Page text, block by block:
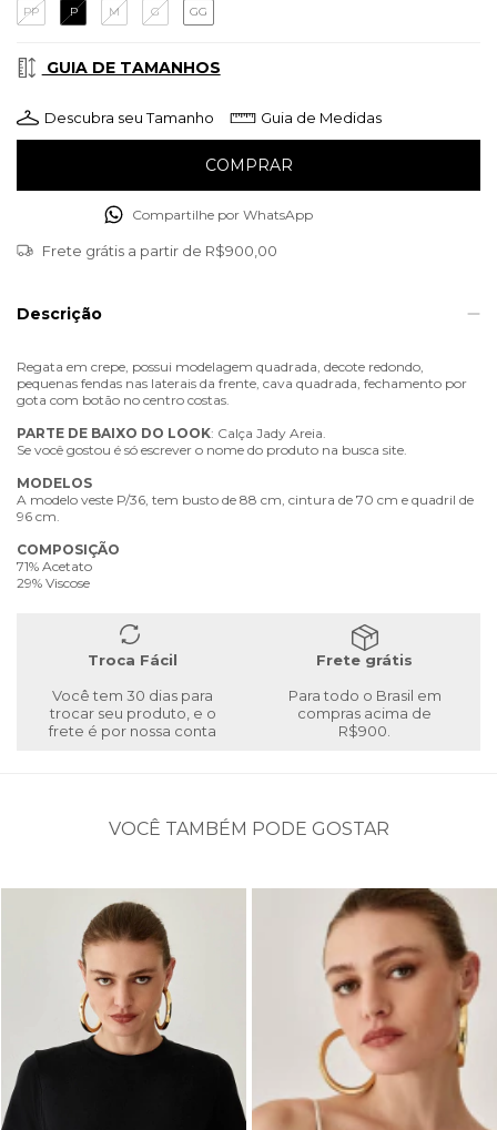
PP P M G GG
GUIA DE TAMANHOS
Descubra seu Tamanho Guia de Medidas
Compartilhe por WhatsApp
Frete grátis a partir de R$900,00
Descrição
Regata em crepe, possui modelagem quadrada, decote redondo,
pequenas fendas nas laterais da frente, cava quadrada, fechamento por
gota com botão no centro costas.
PARTE DE BAIXO DO LOOK: Calça Jady Areia.
Se você gostou é só escrever o nome do produto na busca site.
MODELOS
A modelo veste P/36, tem busto de 88 cm, cintura de 70 cm e quadril de
96 cm.
COMPOSIÇÃO
71% Acetato
29% Viscose
Troca Fácil
Você tem 30 dias para
trocar seu produto, e o
frete é por nossa conta
Frete grátis
Para todo o Brasil em
compras acima de
R$900.
VOCÊ TAMBÉM PODE GOSTAR